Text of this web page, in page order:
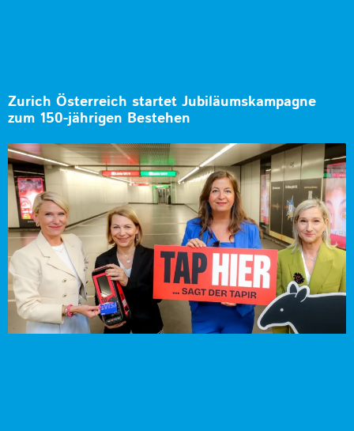
Zurich Österreich startet Jubiläumskampagne
zum 150-jährigen Bestehen